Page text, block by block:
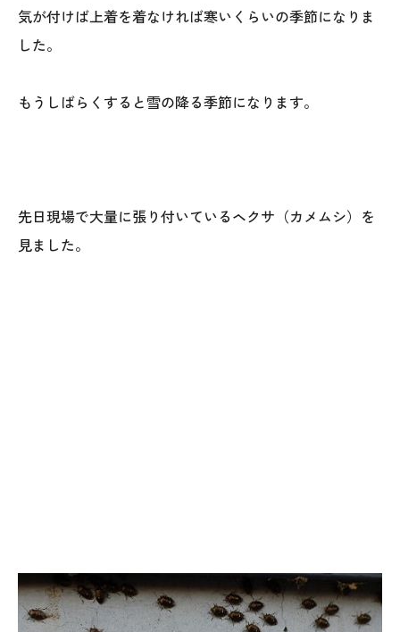
採用情報
住まいのなんでも相談
移住と暮らし相談
資料請求
0120-470-456 (フリーダイヤル)
気が付けば上着を着なければ寒いくらいの季節になりま
した。
もうしばらくすると雪の降る季節になります。
先日現場で大量に張り付いているヘクサ（カメムシ）を
見ました。